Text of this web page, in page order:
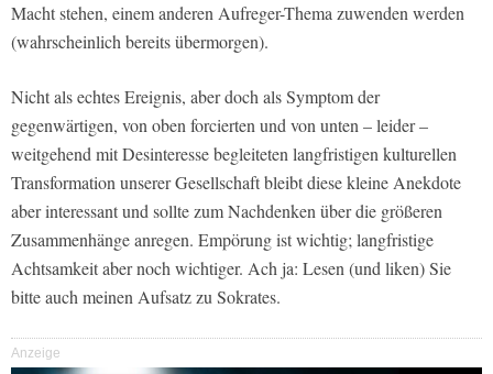
Macht stehen, einem anderen Aufreger-Thema zuwenden werden
(wahrscheinlich bereits übermorgen).
Nicht als echtes Ereignis, aber doch als Symptom der
gegenwärtigen, von oben forcierten und von unten – leider –
weitgehend mit Desinteresse begleiteten langfristigen kulturellen
Transformation unserer Gesellschaft bleibt diese kleine Anekdote
aber interessant und sollte zum Nachdenken über die größeren
Zusammenhänge anregen. Empörung ist wichtig; langfristige
Achtsamkeit aber noch wichtiger. Ach ja: Lesen (und liken) Sie
bitte auch meinen Aufsatz zu Sokrates.
Anzeige